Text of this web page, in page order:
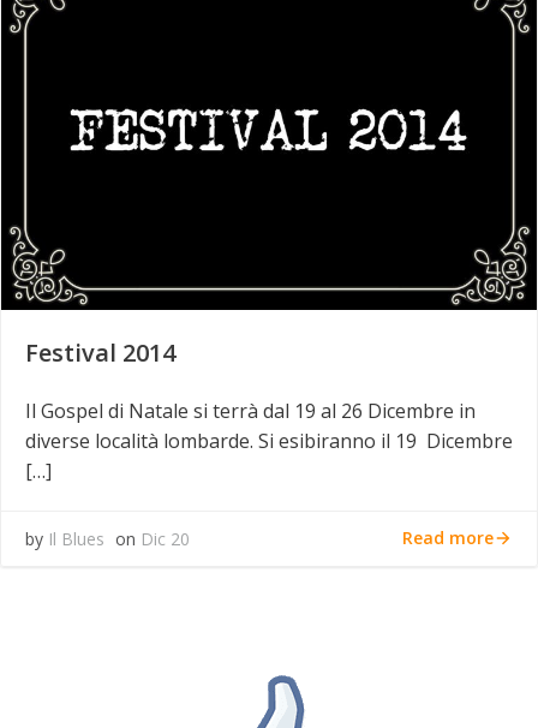
Festival 2014
Il Gospel di Natale si terrà dal 19 al 26 Dicembre in
diverse località lombarde. Si esibiranno il 19 Dicembre
[…]
by Il Blues on Dic 20 Read more